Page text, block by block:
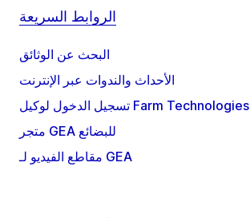
الروابط السريعة
البحث عن الوثائق
الأحداث والندوات عبر الإنترنت
تسجيل الدخول لوكيل Farm Technologies
متجر GEA للبضائع
مقاطع الفيديو لـ GEA